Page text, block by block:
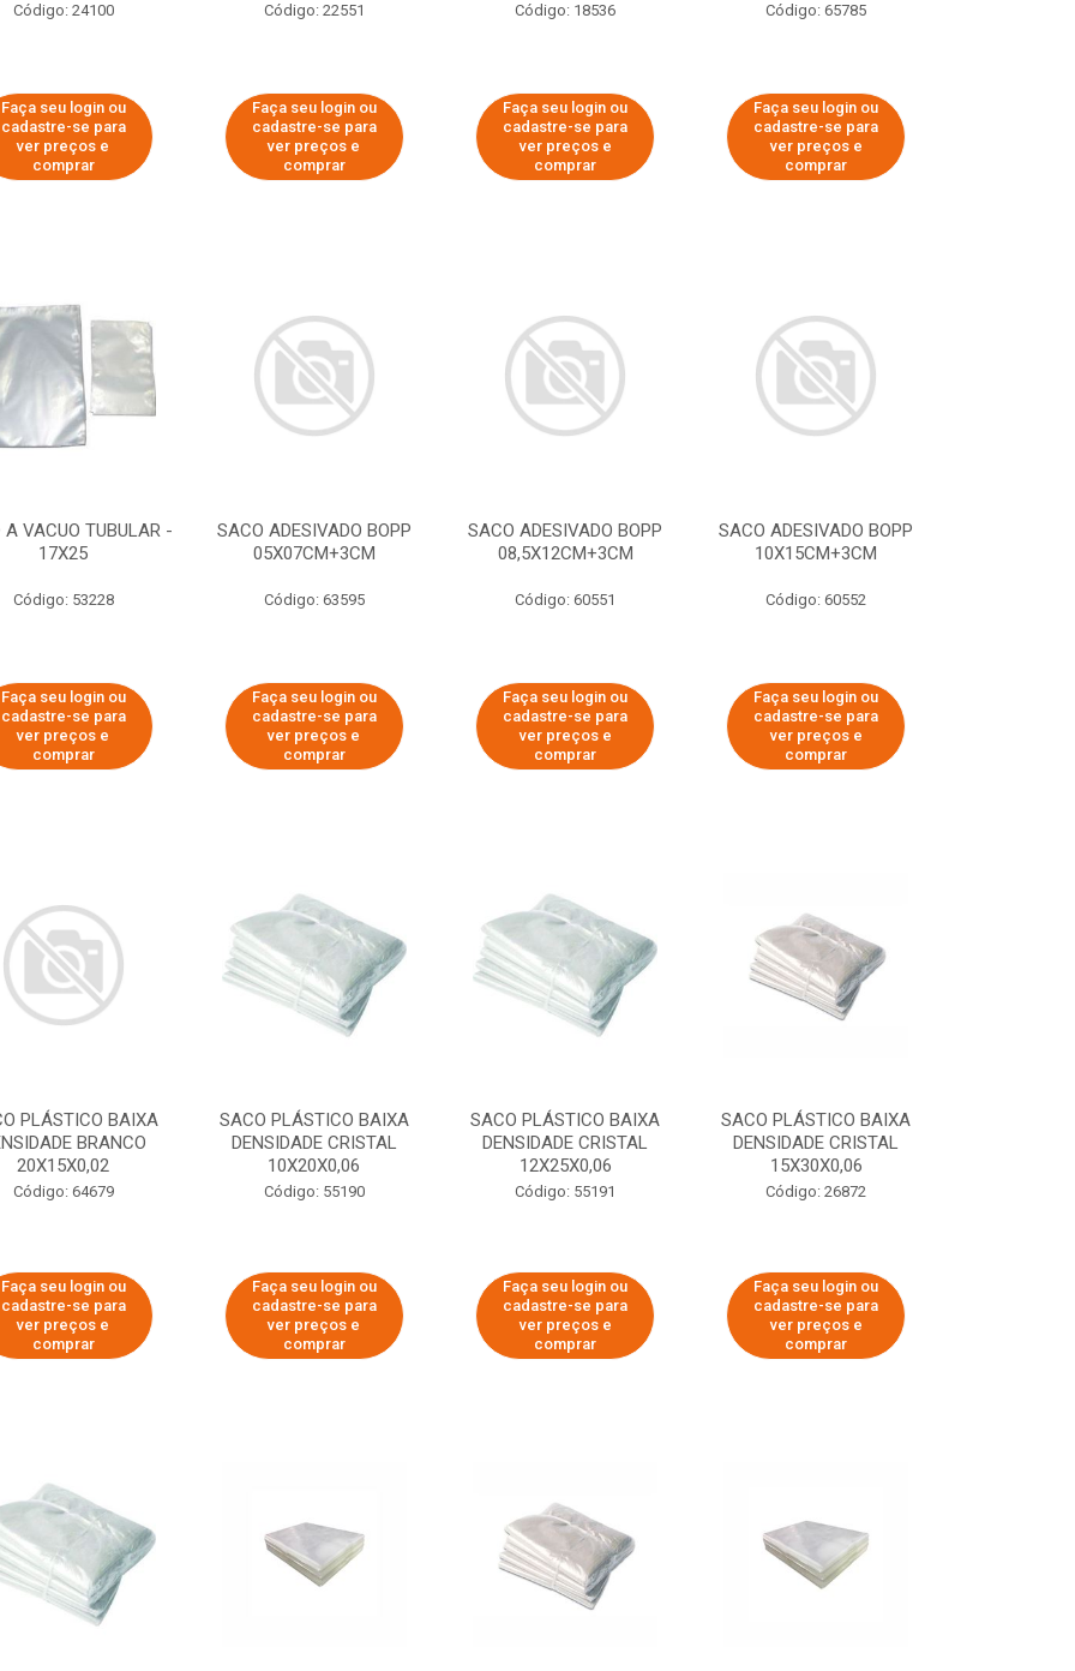
Código: 24100
Faça seu login ou
cadastre-se para
ver preços e
comprar
Código: 22551
Faça seu login ou
cadastre-se para
ver preços e
comprar
Código: 18536
Faça seu login ou
cadastre-se para
ver preços e
comprar
Código: 65785
Faça seu login ou
cadastre-se para
ver preços e
comprar
A VACUO TUBULAR -
17X25
Código: 53228
Faça seu login ou
cadastre-se para
ver preços e
comprar
SACO ADESIVADO BOPP
05X07CM+3CM
Código: 63595
Faça seu login ou
cadastre-se para
ver preços e
comprar
SACO ADESIVADO BOPP
08,5X12CM+3CM
Código: 60551
Faça seu login ou
cadastre-se para
ver preços e
comprar
SACO ADESIVADO BOPP
10X15CM+3CM
Código: 60552
Faça seu login ou
cadastre-se para
ver preços e
comprar
PLÁSTICO BAIXA
BRANCO
20X15X0,02
Código: 64679
Faça seu login ou
cadastre-se para
ver preços e
comprar
SACO PLÁSTICO BAIXA
DENSIDADE CRISTAL
10X20X0,06
Código: 55190
Faça seu login ou
cadastre-se para
ver preços e
comprar
SACO PLÁSTICO BAIXA
DENSIDADE CRISTAL
12X25X0,06
Código: 55191
Faça seu login ou
cadastre-se para
ver preços e
comprar
SACO PLÁSTICO BAIXA
DENSIDADE CRISTAL
15X30X0,06
Código: 26872
Faça seu login ou
cadastre-se para
ver preços e
comprar